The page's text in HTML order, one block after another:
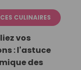
CULINAIRES
vos
: l'astuce
des